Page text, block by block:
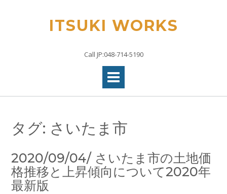
ITSUKI WORKS
Call JP:048-714-5190
タグ: さいたま市
2020/09/04/ さいたま市の土地価
格推移と上昇傾向について2020年
最新版